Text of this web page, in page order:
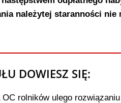
należytej staranności
DOWIESZ SIĘ:
OC rolników ulego